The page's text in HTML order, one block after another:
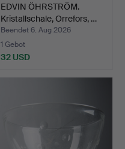
EDVIN ÖHRSTRÖM.
Kristallschale, Orrefors, …
Beendet 6. Aug 2026
1 Gebot
32 USD